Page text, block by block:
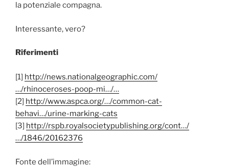
la potenziale compagna.
Interessante, vero?
Riferimenti
[1] http://news.nationalgeographic.com/
…/rhinoceroses-poop-mi…/…
[2] http://www.aspca.org/…/common-cat-
behavi…/urine-marking-cats
[3] http://rspb.royalsocietypublishing.org/cont…/
…/1846/20162376
Fonte dell’immagine: